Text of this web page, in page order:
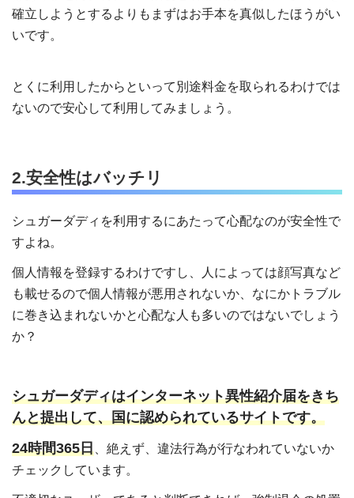
確立しようとするよりもまずはお手本を真似したほうがい
いです。
とくに利用したからといって別途料金を取られるわけでは
ないので安心して利用してみましょう。
2.安全性はバッチリ
シュガーダディを利用するにあたって心配なのが安全性で
すよね。
個人情報を登録するわけですし、人によっては顔写真など
も載せるので個人情報が悪用されないか、なにかトラブル
に巻き込まれないかと心配な人も多いのではないでしょう
か？
シュガーダディはインターネット異性紹介届をきち
んと提出して、国に認められているサイトです。
24時間365日 、絶えず、違法行為が行なわれていないか
チェックしています。